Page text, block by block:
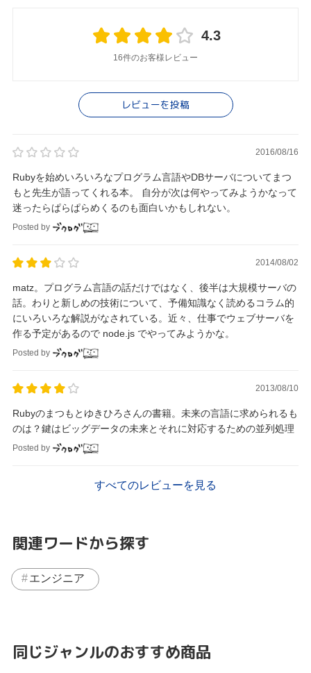
4.3
16件のお客様レビュー
レビューを投稿
2016/08/16
Rubyを始めいろいろなプログラム言語やDBサーバについてまつ
もと先生が語ってくれる本。 自分が次は何やってみようかなって
迷ったらぱらぱらめくるのも面白いかもしれない。
Posted by
2014/08/02
matz。プログラム言語の話だけではなく、後半は大規模サーバの
話。わりと新しめの技術について、予備知識なく読めるコラム的
にいろいろな解説がなされている。近々、仕事でウェブサーバを
作る予定があるので node.js でやってみようかな。
Posted by
2013/08/10
Rubyのまつもとゆきひろさんの書籍。未来の言語に求められるも
のは？鍵はビッグデータの未来とそれに対応するための並列処理
Posted by
すべてのレビューを見る
関連ワードから探す
エンジニア
同じジャンルのおすすめ商品